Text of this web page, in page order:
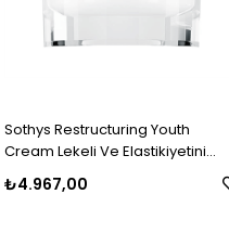
Sothys Restructuring Youth
Cream Lekeli Ve Elastikiyetini
Kaybetmiş Ciltler için Anti Aging
Krem 50 ml
₺4.967,00